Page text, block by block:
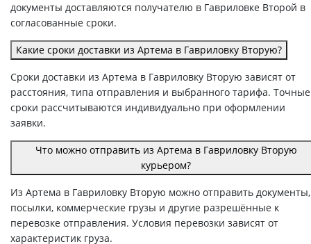
документы доставляются получателю в Гавриловке Второй в
согласованные сроки.
Какие сроки доставки из Артема в Гавриловку Вторую?
Сроки доставки из Артема в Гавриловку Вторую зависят от
расстояния, типа отправления и выбранного тарифа. Точные
сроки рассчитываются индивидуально при оформлении
заявки.
Что можно отправить из Артема в Гавриловку Вторую
курьером?
Из Артема в Гавриловку Вторую можно отправить документы,
посылки, коммерческие грузы и другие разрешённые к
перевозке отправления. Условия перевозки зависят от
характеристик груза.